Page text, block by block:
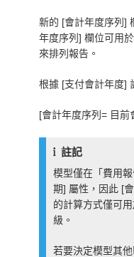
新的 [會計年度序列]
年度序列] 欄位可用
來排列報告。
根據 [支付會計年度]
[會計年度序列= 目前
註記
模型僅在「費用
期] 屬性，因此 [
的計算方式僅可
級。
若要決定模型其